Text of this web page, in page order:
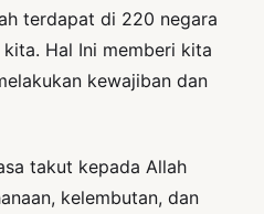
terdapat di 220 negara
Hal Ini memberi kita
kewajiban dan
takut kepada Allah
kelembutan, dan